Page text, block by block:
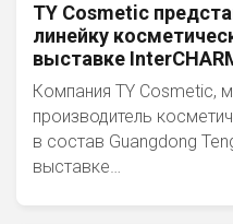
TY Cosmetic
линейку
выставке
Компания TY Cosmetic,
производитель
в состав Guangdong
выставке…